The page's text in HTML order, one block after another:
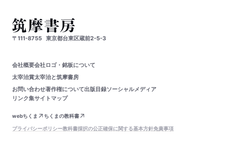
〒111-8755 東京都台東区蔵前2-5-3
会社概要会社ロゴ・銘板について
太宰治賞太宰治と筑摩書房
お問い合わせ著作権について出版目録ソーシャルメディア
リンク集サイトマップ
webちくま
ちくまの教科書
プライバシーポリシー教科書採択の公正確保に関する基本方針免責事項